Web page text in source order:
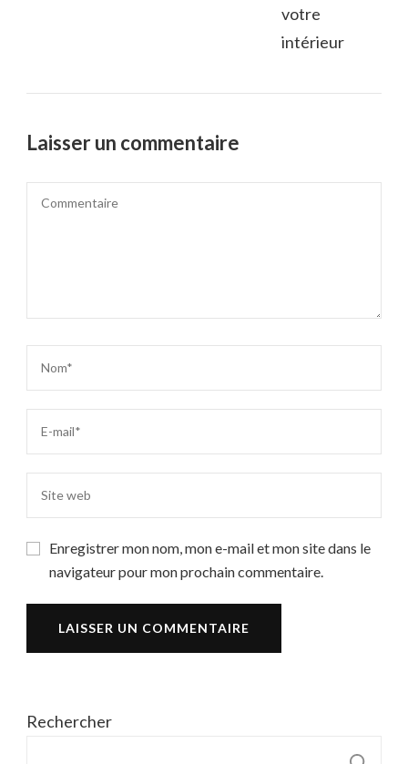
Laisser un commentaire
Enregistrer mon nom, mon e-mail et mon site dans le
navigateur pour mon prochain commentaire.
Rechercher